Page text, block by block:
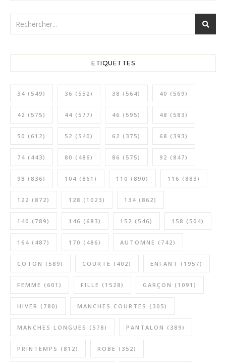
ETIQUETTES
34 (549) 36 (552) 38 (564) 40 (569)
42 (575) 44 (577) 46 (595) 48 (583)
50 (612) 52 (540) 62 (375) 68 (393)
74 (443) 80 (486) 86 (575) 92 (847)
98 (836) 104 (861) 110 (890) 116 (883)
122 (872) 128 (1023) 134 (862)
140 (789) 146 (683) 152 (546) 158 (504)
164 (487) 170 (486) AUTOMNE (742)
COTON (589) COURTE (402) ENFANT (1957)
FEMME (601) FILLE (1528) GARÇON (1091)
HIVER (780) MANCHES COURTES (305)
MANCHES LONGUES (578) PANTALON (389)
PRINTEMPS (812) ROBE (352)